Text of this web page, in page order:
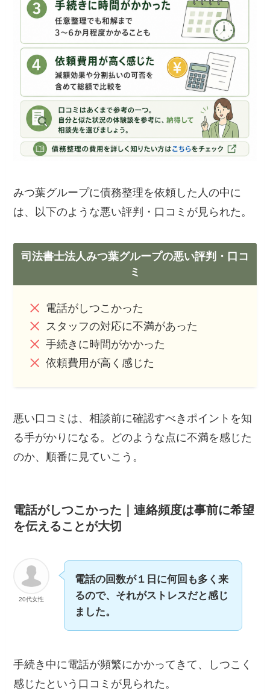
みつ葉グループに債務整理を依頼した人の中に
は、以下のような悪い評判・口コミが見られた。
司法書士法人みつ葉グループの悪い評判・口コ
ミ
電話がしつこかった
スタッフの対応に不満があった
手続きに時間がかかった
依頼費用が高く感じた
悪い口コミは、相談前に確認すべきポイントを知
る手がかりになる。どのような点に不満を感じた
のか、順番に見ていこう。
電話がしつこかった｜連絡頻度は事前に希望
を伝えることが大切
20代女性
電話の回数が１日に何回も多く来
るので、それがストレスだと感じ
ました。
手続き中に電話が頻繁にかかってきて、しつこく
感じたという口コミが見られた。